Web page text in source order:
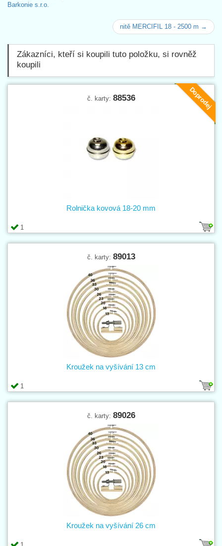
Barkonie s.r.o.
nitě MERCIFIL 18 - 2500 m →
Zákazníci, kteří si koupili tuto položku, si rovněž
koupili
Doprodej
č. karty: 88536
1
Rolnička kovová 18-20 mm
č. karty: 89013
1
Kroužek na vyšívání 13 cm
č. karty: 89026
1
Kroužek na vyšívání 26 cm